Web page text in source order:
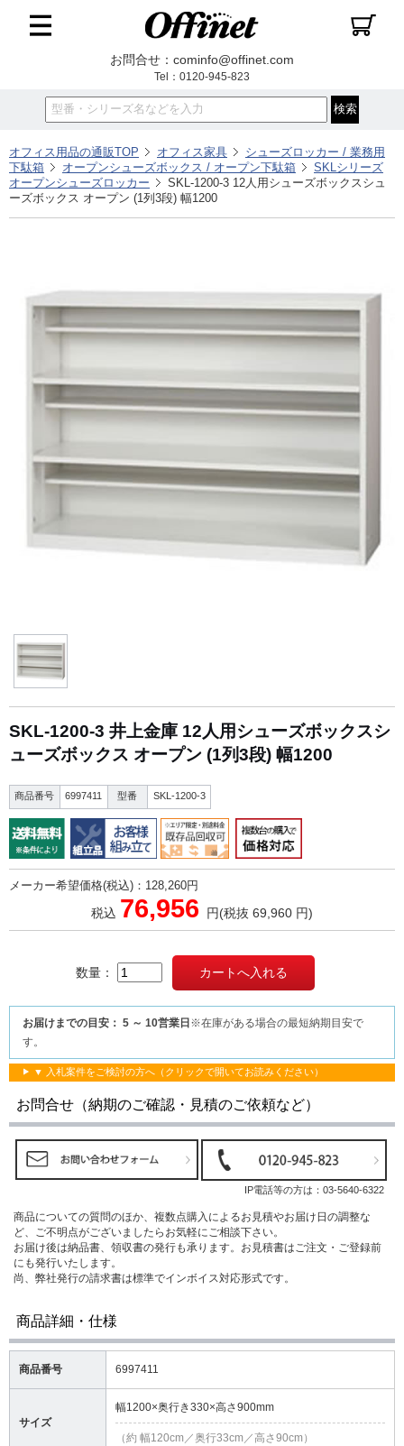
お問合せ：cominfo@offinet.com
Tel：0120-945-823
オフィス用品の通販TOP オフィス家具
シューズロッカー / 業務用
下駄箱
オープンシューズボックス / オープン下駄箱
SKLシリーズ
オープンシューズロッカー
SKL-1200-3 12人用シューズボックスシュ
ーズボックス オープン (1列3段) 幅1200
SKL-1200-3 井上金庫 12人用シューズボックスシ
ューズボックス オープン (1列3段) 幅1200
商品番号 6997411 型番 SKL-1200-3
メーカー希望価格(税込)：128,260円
税込 76,956 円(税抜 69,960 円)
数量：
お届けまでの目安： 5 ～ 10営業日※在庫がある場合の最短納期目安で
す。
▼ 入札案件をご検討の方へ（クリックで開いてお読みください）
お問合せ（納期のご確認・見積のご依頼など）
IP電話等の方は： 03-5640-6322
商品についての質問のほか、複数点購入によるお見積やお届け日の調整な
ど、ご不明点がございましたらお気軽にご相談下さい。
お届け後は納品書、領収書の発行も承ります。お見積書はご注文・ご登録前
にも発行いたします。
尚、弊社発行の請求書は標準でインボイス対応形式です。
商品詳細・仕様
商品番号 6997411
サイズ
幅1200×奥行き330×高さ900mm
（約 幅120cm／奥行33cm／高さ90cm）